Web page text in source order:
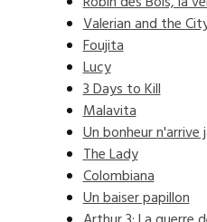
Valerian and the
Foujita
Lucy
3 Days to Kill
Malavita
Un bonheur n'arrive
The Lady
Colombiana
Un baiser papillon